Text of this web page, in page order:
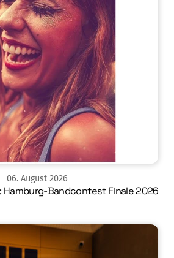
06. August 2026
Hamburg-Bandcontest Finale 2026